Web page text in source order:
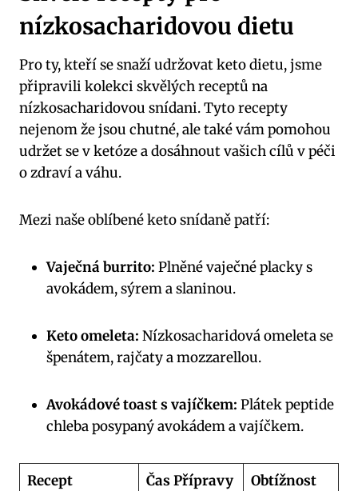
nízkosacharidovou dietu
Pro ty, kteří se snaží udržovat keto dietu, jsme
připravili kolekci skvělých receptů na
nízkosacharidovou snídani. Tyto recepty
nejenom že jsou chutné, ale také vám pomohou
udržet se v ketóze a dosáhnout vašich cílů v péči
o zdraví a váhu.
Mezi naše oblíbené keto snídaně patří:
Vaječná burrito: Plněné vaječné placky s
avokádem, sýrem a slaninou.
Keto omeleta: Nízkosacharidová omeleta se
špenátem, rajčaty a mozzarellou.
Avokádové toast s vajíčkem: Plátek peptide
chleba posypaný avokádem a vajíčkem.
Recept Čas Přípravy
Obtížnost